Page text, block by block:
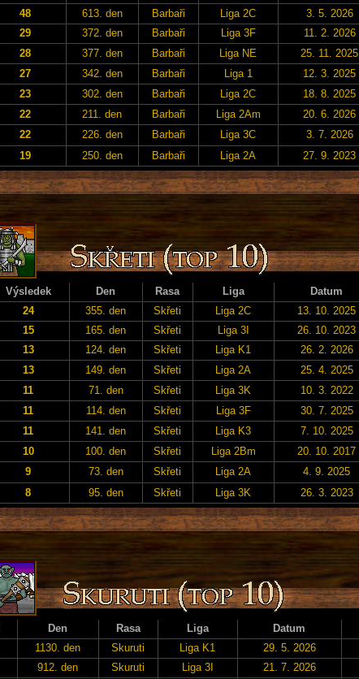
48 613. den Barbaři Liga 2C 3. 5. 2026
29 372. den Barbaři Liga 3F 11. 2. 2026
28 377. den Barbaři Liga NE 25. 11. 2025
27 342. den Barbaři Liga 1 12. 3. 2025
23 302. den Barbaři Liga 2C 18. 8. 2025
22 211. den Barbaři Liga 2Am 20. 6. 2026
22 226. den Barbaři Liga 3C 3. 7. 2026
19 250. den Barbaři Liga 2A 27. 9. 2023
Výsledek Den Rasa Liga Datum
24 355. den Skřeti Liga 2C 13. 10. 2025
15 165. den Skřeti Liga 3I 26. 10. 2023
13 124. den Skřeti Liga K1 26. 2. 2026
13 149. den Skřeti Liga 2A 25. 4. 2025
11 71. den Skřeti Liga 3K 10. 3. 2022
11 114. den Skřeti Liga 3F 30. 7. 2025
11 141. den Skřeti Liga K3 7. 10. 2025
10 100. den Skřeti Liga 2Bm 20. 10. 2017
9 73. den Skřeti Liga 2A 4. 9. 2025
8 95. den Skřeti Liga 3K 26. 3. 2023
Den Rasa Liga Datum
1130. den Skuruti Liga K1 29. 5. 2026
912. den Skuruti Liga 3I 21. 7. 2026